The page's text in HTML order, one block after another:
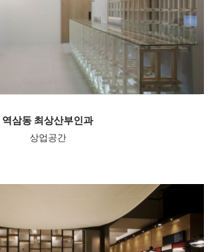
역삼동 최상산부인과
상업공간